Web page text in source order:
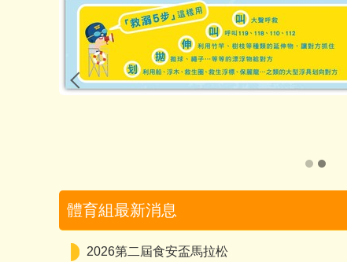
體育組最新消息
2026第二屆食安盃馬拉松